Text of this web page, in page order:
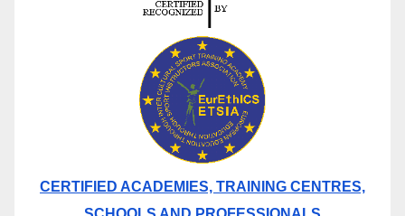
CERTIFIED ACADEMIES, TRAINING CENTRES,